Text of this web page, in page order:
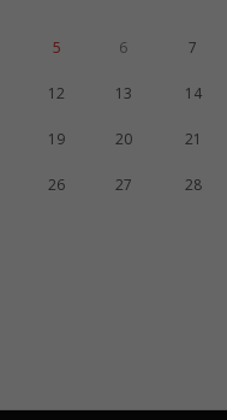
5 6 7
12 13 14
19 20 21
26 27 28